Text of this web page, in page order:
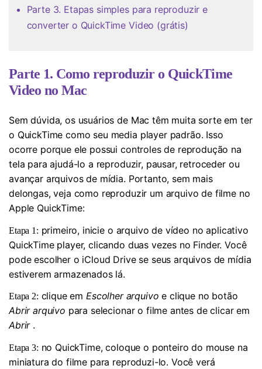
Parte 3. Etapas simples para reproduzir e
converter o QuickTime Video (grátis)
Parte 1. Como reproduzir o QuickTime
Video no Mac
Sem dúvida, os usuários de Mac têm muita sorte em ter
o QuickTime como seu media player padrão. Isso
ocorre porque ele possui controles de reprodução na
tela para ajudá-lo a reproduzir, pausar, retroceder ou
avançar arquivos de mídia. Portanto, sem mais
delongas, veja como reproduzir um arquivo de filme no
Apple QuickTime:
Etapa 1: primeiro, inicie o arquivo de vídeo no aplicativo
QuickTime player, clicando duas vezes no Finder. Você
pode escolher o iCloud Drive se seus arquivos de mídia
estiverem armazenados lá.
Etapa 2: clique em Escolher arquivo e clique no botão
Abrir arquivo para selecionar o filme antes de clicar em
Abrir.
Etapa 3: no QuickTime, coloque o ponteiro do mouse na
miniatura do filme para reproduzi-lo. Você verá